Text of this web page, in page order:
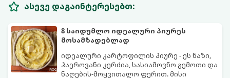
ასევე დაგაინტერესებთ:
8 საიდუმლო იდეალური პიურეს
მოსამზადებლად
იდეალური კარტოფილის პიურე - ეს ნაზი,
ჰაეროვანი კერძია, სასიამოვნო გემოთი და
ნაღების-მოყვითალო ფერით. მისი